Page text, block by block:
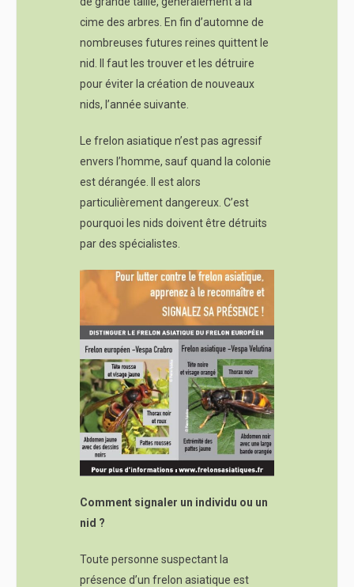
cime des arbres. En fin d’automne de
nombreuses futures reines quittent le
nid. Il faut les trouver et les détruire
pour éviter la création de nouveaux
nids, l’année suivante.
Le frelon asiatique n’est pas agressif
envers l’homme, sauf quand la colonie
est dérangée. Il est alors
particulièrement dangereux. C’est
pourquoi les nids doivent être détruits
par des spécialistes.
Comment signaler un individu ou un
nid ?
Toute personne suspectant la
présence d’un frelon asiatique est